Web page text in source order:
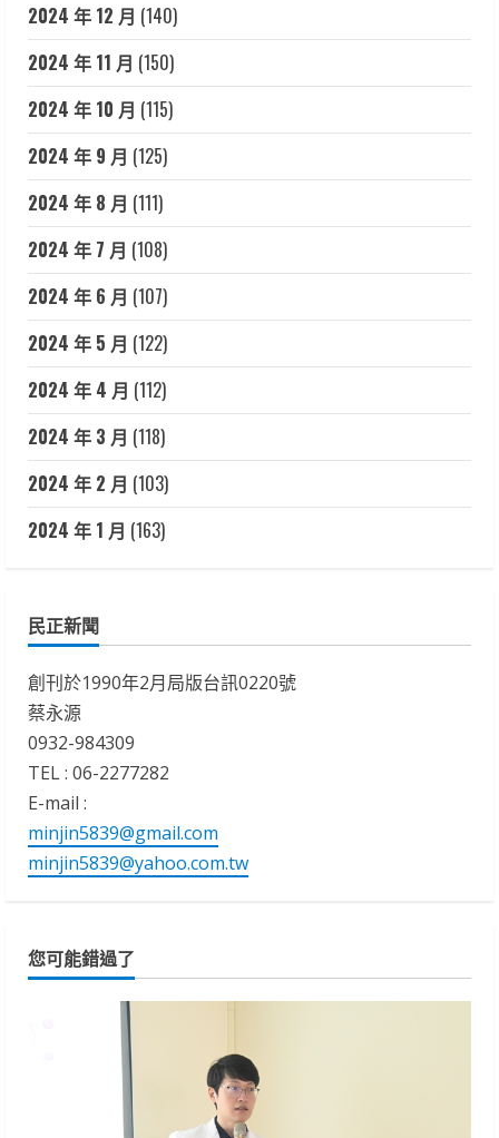
2024 年 12 月 (140)
2024 年 11 月 (150)
2024 年 10 月 (115)
2024 年 9 月 (125)
2024 年 8 月 (111)
2024 年 7 月 (108)
2024 年 6 月 (107)
2024 年 5 月 (122)
2024 年 4 月 (112)
2024 年 3 月 (118)
2024 年 2 月 (103)
2024 年 1 月 (163)
民正新聞
創刊於1990年2月局版台訊0220號
蔡永源
0932-984309
TEL : 06-2277282
E-mail :
minjin5839@gmail.com
minjin5839@yahoo.com.tw
您可能錯過了